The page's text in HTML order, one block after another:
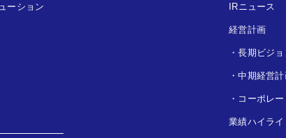
ーション IRニュース
経営計画
・長期ビジョ
・中期経営計
・ コーポレ
業績ハイライ